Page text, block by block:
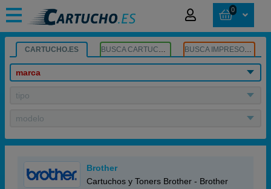
0
CARTUCHO.ES BUSCA CARTUCHOS BUSCA IMPRESORA
marca
tipo
modelo
Brother
Cartuchos y Toners Brother - Brother